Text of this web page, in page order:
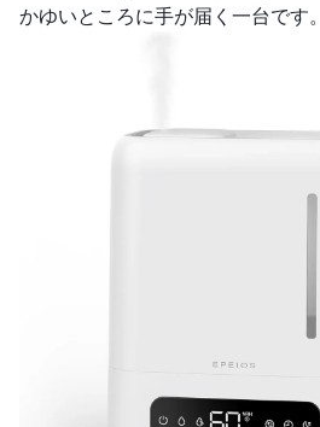
かゆいところに手が届く一台です。